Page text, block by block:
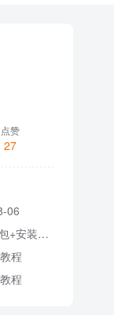
点赞
27
06
浩辰CAD 2021 – 2026 软件安装包+安装教程
程
程